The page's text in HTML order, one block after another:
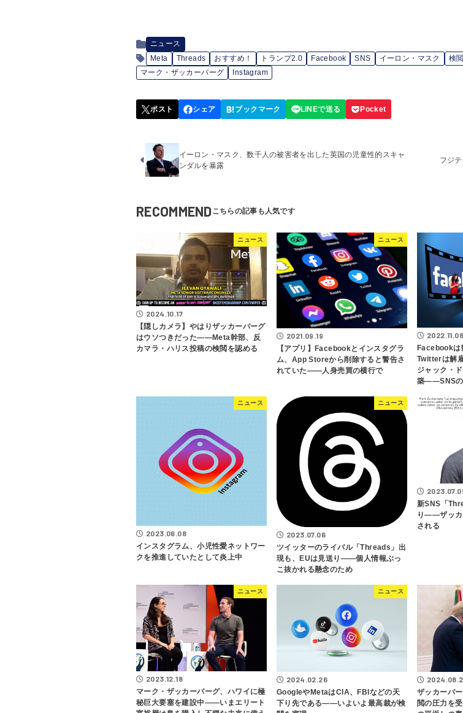
ニュース
Meta
Threads おすすめ！ トランプ2.0 Facebook SNS イーロン・マスク 検閲
マーク・ザッカーバーグ
Instagram
イーロン・マスク、数千人の被害者を出した英国の児童性的スキャ
ンダルを暴露
フジ
RECOMMEND
ニュース
2024.10.17
【隠しカメラ】やはりザッカーバーグ
はウソつきだった――Meta幹部、反
カマラ・ハリス投稿の検閲を認める
ニュース
2021.09.19
【アプリ】Facebookとインスタグラ
ム、App Storeから削除すると警告さ
れていた――人身売買の横行で
2022.11.08
Facebookは
Twitterは解
ジャック・
築――SNSの
ニュース
2023.06.08
インスタグラム、小児性愛ネットワー
クを推進していたとして炎上中
ニュース
2023.07.06
ツイッターのライバル「Threads」出
現も、EUは見送り――個人情報ぶっ
こ抜かれる懸念のため
新SNS「
り――ザッカ
される
ニュース
2023.12.18
マーク・ザッカーバーグ、ハワイに極
秘巨大要塞を建設中――いまエリート
ニュース
2024.02.26
GoogleやMetaはCIA、FBIなどの天
下り先である――いよいよ最高裁が検
ザッカーバ
閲の圧力を